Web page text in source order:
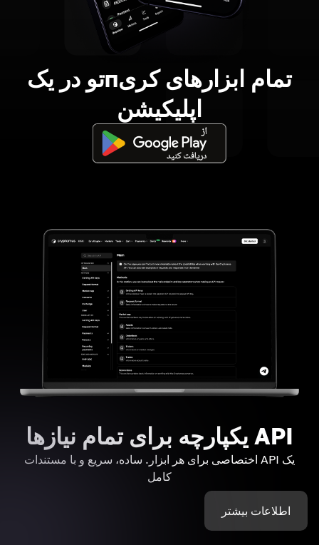
تمام ابزارهای کریпتو در یک
اپلیکیشن
API یکپارچه برای تمام نیازها
یک API اختصاصی برای هر ابزار. ساده، سریع و با مستندات
کامل
اطلاعات بیشتر